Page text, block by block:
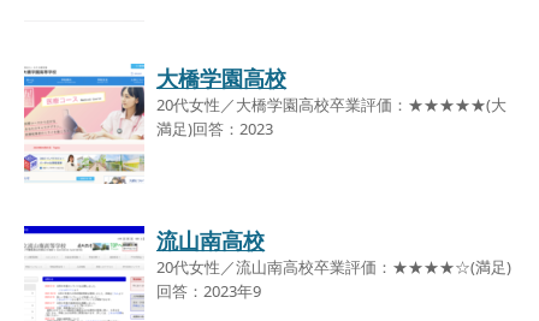
大橋学園高校
20代女性／大橋学園高校卒業評価：★★★★★(大
満足)回答：2023
流山南高校
20代女性／流山南高校卒業評価：★★★★☆(満足)
回答：2023年9